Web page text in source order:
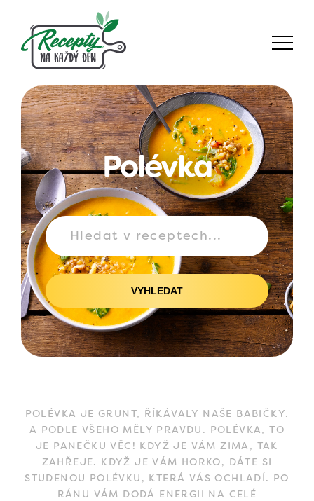
Polévka
VYHLEDAT
POLÉVKA JE GRUNT, ŘÍKÁVALY NAŠE BABIČKY.
A PODLE VŠEHO MĚLY PRAVDU. POLÉVKA, TO
JE PANEČKU VĚC! KDYŽ JE VÁM ZIMA, TAK
ZAHŘEJE. KDYŽ JE VÁM HORKO, DÁTE SI
STUDENOU POLÉVKU, KTERÁ VÁS OCHLADÍ. PO
RÁNU VÁM DODÁ ENERGII NA CELÉ